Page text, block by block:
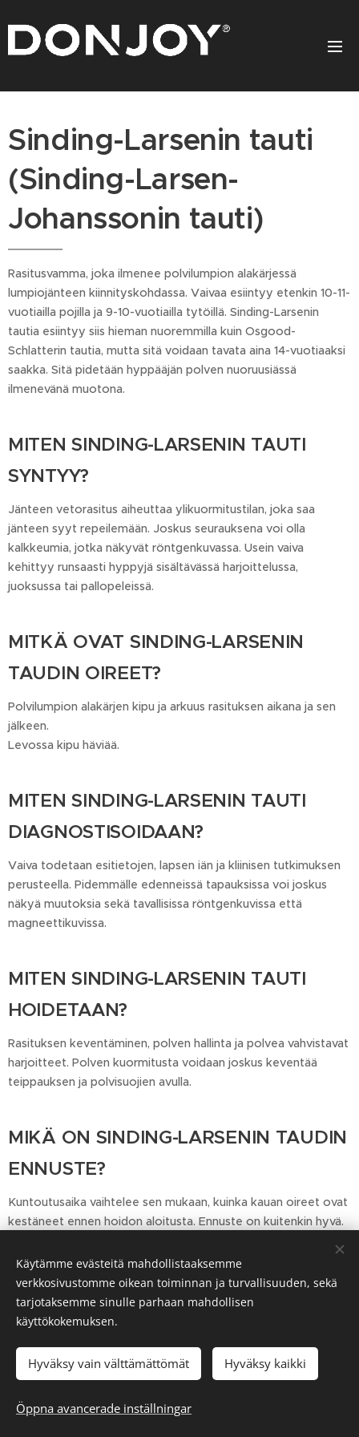
Sinding-Larsenin tauti
(Sinding-Larsen-
Johanssonin tauti)
Rasitusvamma, joka ilmenee polvilumpion alakärjessä
lumpiojänteen kiinnityskohdassa. Vaivaa esiintyy etenkin 10-11-
vuotiailla pojilla ja 9-10-vuotiailla tytöillä. Sinding-Larsenin
tautia esiintyy siis hieman nuoremmilla kuin Osgood-
Schlatterin tautia, mutta sitä voidaan tavata aina 14-vuotiaaksi
saakka. Sitä pidetään hyppääjän polven nuoruusiässä
ilmenevänä muotona.
MITEN SINDING-LARSENIN TAUTI
SYNTYY?
Jänteen vetorasitus aiheuttaa ylikuormitustilan, joka saa
jänteen syyt repeilemään. Joskus seurauksena voi olla
kalkkeumia, jotka näkyvät röntgenkuvassa. Usein vaiva
kehittyy runsaasti hyppyjä sisältävässä harjoittelussa,
juoksussa tai pallopeleissä.
MITKÄ OVAT SINDING-LARSENIN
TAUDIN OIREET?
Polvilumpion alakärjen kipu ja arkuus rasituksen aikana ja sen
jälkeen.
Levossa kipu häviää.
MITEN SINDING-LARSENIN TAUTI
DIAGNOSTISOIDAAN?
Vaiva todetaan esitietojen, lapsen iän ja kliinisen tutkimuksen
perusteella. Pidemmälle edenneissä tapauksissa voi joskus
näkyä muutoksia sekä tavallisissa röntgenkuvissa että
magneettikuvissa.
MITEN SINDING-LARSENIN TAUTI
HOIDETAAN?
Rasituksen keventäminen, polven hallinta ja polvea vahvistavat
harjoitteet. Polven kuormitusta voidaan joskus keventää
teippauksen ja polvisuojien avulla.
MIKÄ ON SINDING-LARSENIN TAUDIN
ENNUSTE?
Kuntoutusaika vaihtelee sen mukaan, kuinka kauan oireet ovat
kestäneet ennen hoidon aloitusta. Ennuste on kuitenkin hyvä.
Sivustolla polviapu.fi olevat tiedot eivät korvaa ammattimaista
lääketieteellistä neuvontaa. Myöskään sivustonpolviapu.fi
käyttää diagnoosin tai hoidon perustana, se on ainoastaan täydentävää
DONJOY KNEE BRACES BY ENOVIS
Käytämme evästeitä mahdollistaaksemme
verkkosivustomme oikean toiminnan ja turvallisuuden, sekä
tarjotaksemme sinulle parhaan mahdollisen
käyttökokemuksen.
Hyväksy vain välttämättömät Hyväksy kaikki
Öppna avancerade inställningar